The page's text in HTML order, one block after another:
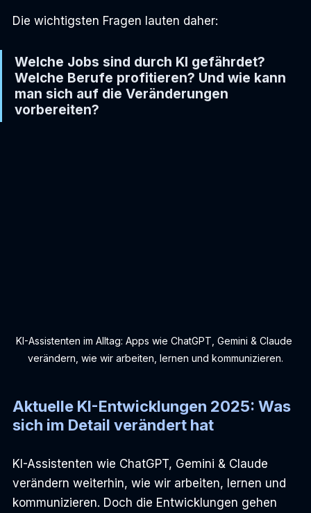
Die wichtigsten Fragen lauten daher:
Welche Jobs sind durch KI gefährdet?
Welche Berufe profitieren? Und wie kann
man sich auf die Veränderungen
vorbereiten?
KI-Assistenten im Alltag: Apps wie ChatGPT, Gemini & Claude
verändern, wie wir arbeiten, lernen und kommunizieren.
Aktuelle KI-Entwicklungen 2025: Was
sich im Detail verändert hat
KI-Assistenten wie ChatGPT, Gemini & Claude
verändern weiterhin, wie wir arbeiten, lernen und
kommunizieren. Doch die Entwicklungen gehen